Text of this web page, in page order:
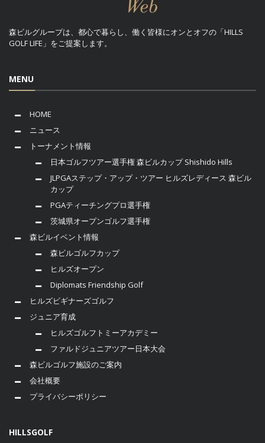
森ビルグループは、都心で暮らし、働く皆様にオンとオフの「HILLS
GOLF LIFE」をご提案します。
MENU
HOME
ニュース
トーナメント情報
日本ゴルフツアー選手権 森ビルカップ Shishido Hills
JLPGAステップ・アップ・ツアー ヒルズレディース 森ビル
カップ
PGAティーチングプロ選手権
茨城県オープンゴルフ選手権
森ビルイベント情報
森ビルゴルフカップ
ヒルズオープン
Diplomats Friendship Golf
ヒルズビギナーズゴルフ
ジュニア育成
ヒルズゴルフトミーアカデミー
ファルドジュニアツアー日本大会
森ビルゴルフ施設のご案内
会社概要
プライバシーポリシー
HILLSGOLF